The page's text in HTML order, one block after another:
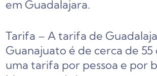
em Guadalajara.
Tarifa – A tarifa de
Guanajuato é de cerca de 55
uma tarifa por pessoa e por